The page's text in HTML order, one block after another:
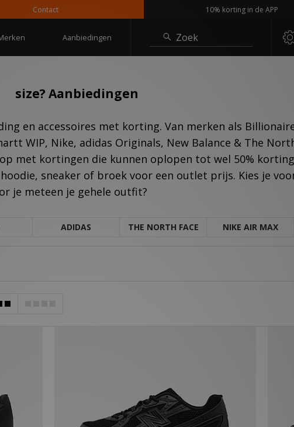
10% korting in de APP
Aanbiedingen Zoek
size? Aanbiedingen
en accessoires met korting. Van merken als
WIP, Nike, adidas Originals, New Balance & The
met kortingen die kunnen oplopen tot wel 50%
sneaker of broek voor een outlet prijs. Kies je
je meteen je gehele outfit?
ADIDAS THE NORTH FACE NIKE AIR MAX